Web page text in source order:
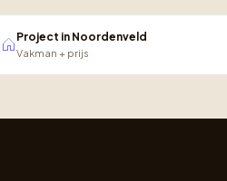
Project in Noordenveld
Vakman + prijs